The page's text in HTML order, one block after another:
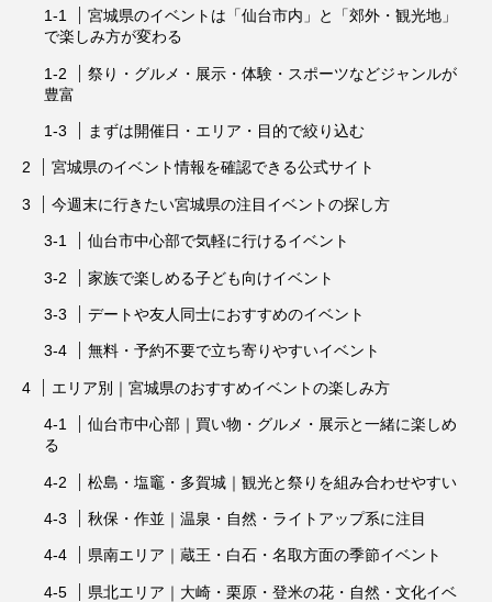
宮城県のイベントは「仙台市内」と「郊外・観光地」
で楽しみ方が変わる
祭り・グルメ・展示・体験・スポーツなどジャンルが
豊富
まずは開催日・エリア・目的で絞り込む
宮城県のイベント情報を確認できる公式サイト
今週末に行きたい宮城県の注目イベントの探し方
仙台市中心部で気軽に行けるイベント
家族で楽しめる子ども向けイベント
デートや友人同士におすすめのイベント
無料・予約不要で立ち寄りやすいイベント
エリア別｜宮城県のおすすめイベントの楽しみ方
仙台市中心部｜買い物・グルメ・展示と一緒に楽しめ
る
松島・塩竈・多賀城｜観光と祭りを組み合わせやすい
秋保・作並｜温泉・自然・ライトアップ系に注目
県南エリア｜蔵王・白石・名取方面の季節イベント
県北エリア｜大崎・栗原・登米の花・自然・文化イベ